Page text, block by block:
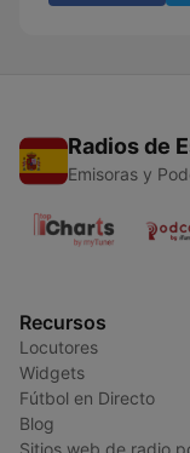
Radios de
Emisoras y
Recursos
Locutores
Widgets
Fútbol en Directo
Blog
Sitios web de radio